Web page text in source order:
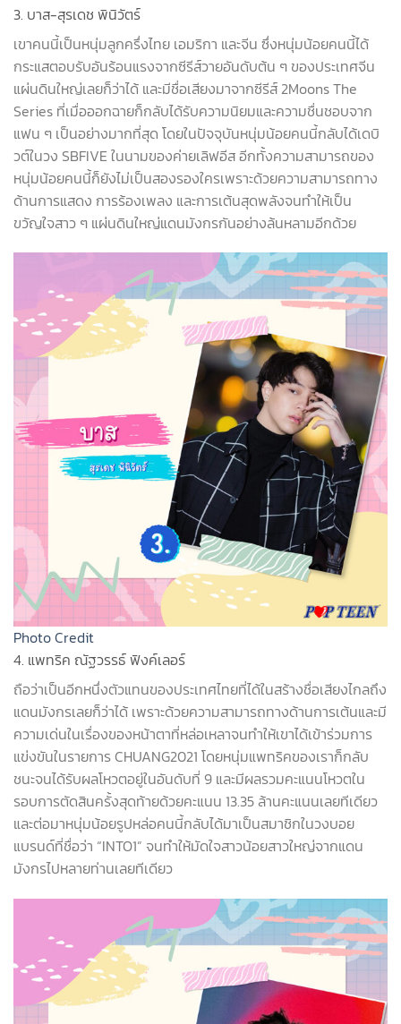
3. บาส-สุรเดช พินิวัตร์
เขาคนนี้เป็นหนุ่มลูกครึ่งไทย เอมริกา และจีน ซึ่งหนุ่มน้อยคนนี้ได้
กระแสตอบรับอันร้อนแรงจากซีรีส์วายอันดับต้น ๆ ของประเทศจีน
แผ่นดินใหญ่เลยก็ว่าได้ และมีชื่อเสียงมาจากซีรีส์2Moons The
Series ที่เมื่อออกฉายก็กลับได้รับความนิยมและความชื่นชอบจาก
แฟน ๆ เป็นอย่างมากที่สุด โดยในปัจจุบันหนุ่มน้อยคนนี้กลับได้เดบิ
วต์ในวง SBFIVE ในนามของค่ายเลิฟอีส อีกทั้งความสามารถของ
หนุ่มน้อยคนนี้ก็ยังไม่เป็นสองรองใครเพราะด้วยความสามารถทาง
ด้านการแสดง การร้องเพลง และการเต้นสุดพลังจนทำให้เป็น
ขวัญใจสาว ๆ แผ่นดินใหญ่แดนมังกรกันอย่างล้นหลามอีกด้วย
Photo Credit
4. แพทริค ณัฐวรรธ์ ฟิงค์เลอร์
ถือว่าเป็นอีกหนึ่งตัวแทนของประเทศไทยที่ได้ในสร้างชื่อเสียงไกลถึง
แดนมังกรเลยก็ว่าได้ เพราะด้วยความสามารถทางด้านการเต้นและมี
ความเด่นในเรื่องของหน้าตาที่หล่อเหลาจนทำให้เขาได้เข้าร่วมการ
แข่งขันในรายการCHUANG2021 โดยหนุ่มแพทริคของเราก็กลับ
ชนะจนได้รับผลโหวตอยู่ในอันดับที่ 9 และมีผลรวมคะแนนโหวตใน
รอบการตัดสินครั้งสุดท้ายด้วยคะแนน 13.35 ล้านคะแนนเลยทีเดียว
และต่อมาหนุ่มน้อยรูปหล่อคนนี้กลับได้มาเป็นสมาชิกในวงบอย
แบรนด์ที่ชื่อว่า “INTO1” จนทำให้มัดใจสาวน้อยสาวใหญ่จากแดน
มังกรไปหลายท่านเลยทีเดียว